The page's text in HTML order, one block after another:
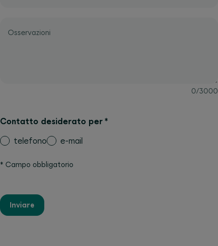
Osservazioni
0/3000
Contatto desiderato per *
telefono e-mail
* Campo obbligatorio
Inviare